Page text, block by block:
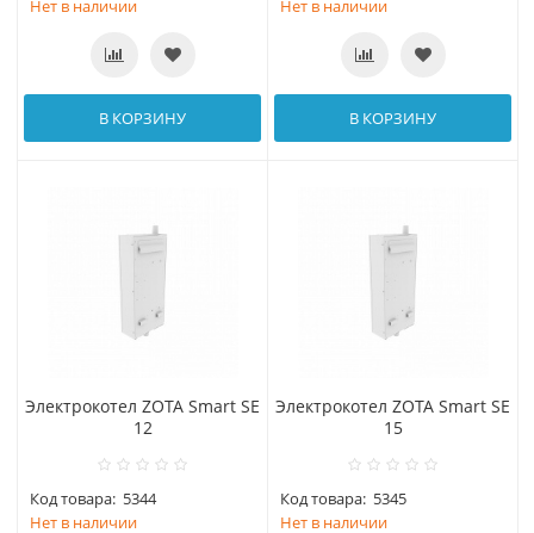
Нет в наличии
В КОРЗИНУ
Нет в наличии
В КОРЗИНУ
Электрокотел ZOTA Smart SE
12
Код товара: 5344
Нет в наличии
Электрокотел ZOTA Smart SE
15
Код товара: 5345
Нет в наличии